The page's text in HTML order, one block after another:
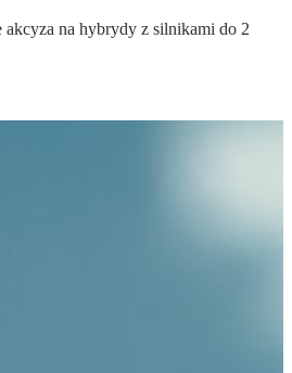
na hybrydy z silnikami do 2